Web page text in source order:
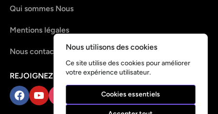
Qui sommes Nous
Mentions légales
Nous contacter
REJOIGNEZ-NOUS !
FacebookYouTubeInstagram
TikTok
Nous utilisons des cookies
Ce site utilise des cookies pour améliorer
votre expérience utilisateur.
Cookies essentiels